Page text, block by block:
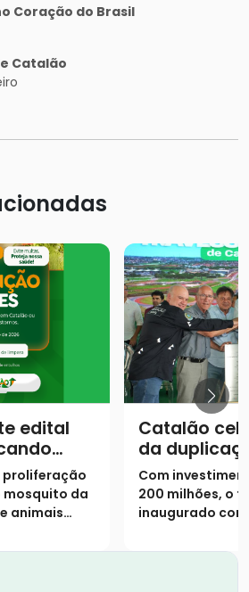
Coração do Brasil
Catalão
edital
até 31
proliferação
mosquito da
animais
Catalão
da
urbano da
Com
200 milhões, o
inaugurado
marginais e 9